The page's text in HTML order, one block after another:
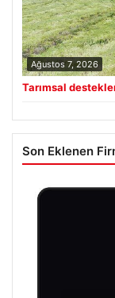
Ağustos 7, 2026
Tarımsal
Son Eklenen